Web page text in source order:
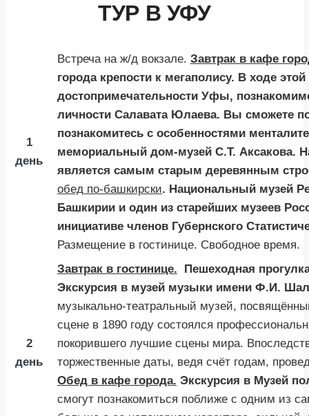
ТУР В УФУ
1
день
Встреча на ж/д вокзале. Завтрак в кафе
города крепости к мегаполису. В ходе
достопримечательности Уфы,
личности Салавата Юлаева. Вы сможете
познакомитесь с особенностями
мемориальный дом-музей С.Т. Аксакова.
является самым старым деревянным
обед по-башкирски. Национальный музей
Башкирии и один из старейших музеев
инициативе членов Губернского
Размещение в гостинице. Свободное время.
2
день
Завтрак в гостинице. Пешеходная
Экскурсия в музей музыки имени Ф.И.
музыкально-театральный музей,
сцене в 1890 году состоялся
покорившего лучшие сцены мира.
торжественные даты, ведя счёт годам,
Обед в кафе города. Экскурсия в Музей
смогут познакомиться поближе с одним из